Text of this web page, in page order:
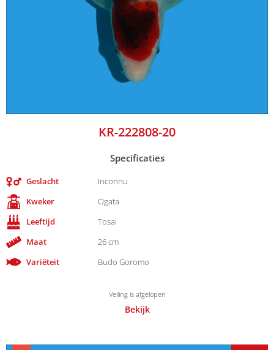
KR-222808-20
Specificaties
Geslacht
Inconnu
Kweker
Ogata
Leeftijd
Tosai
Maat
26 cm
Variëteit
Budo Goromo
Veiling is afgelopen
Bekijk